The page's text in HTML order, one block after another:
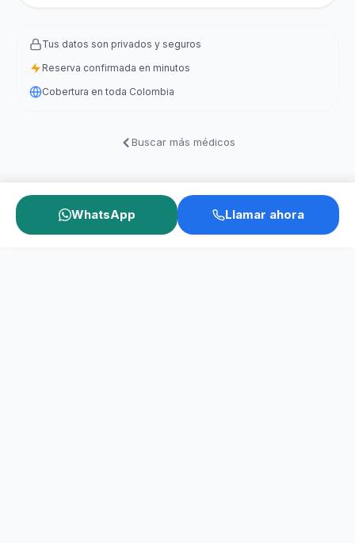
Tus datos son privados y seguros
Reserva confirmada en minutos
Cobertura en toda Colombia
Buscar más médicos
WhatsApp Llamar ahora